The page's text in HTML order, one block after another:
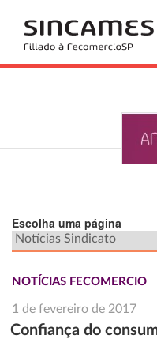
Escolha uma página
NOTÍCIAS FECOMERCIO
1 de fevereiro de 2017
Confiança do